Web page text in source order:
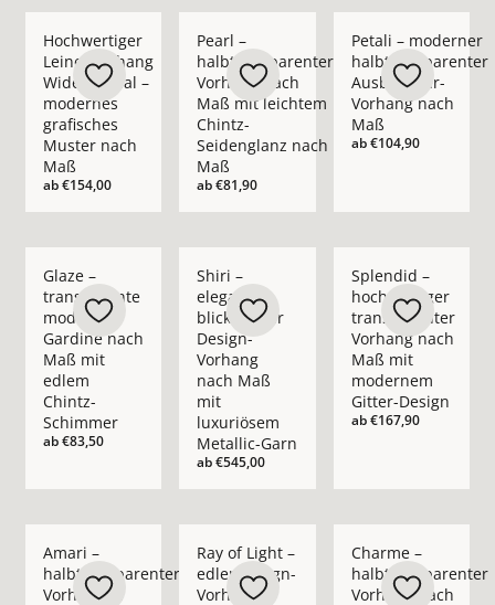
Hochwertiger
Leinenvorhang
Wide Appeal –
modernes
grafisches
Muster nach
Maß
ab€154,00
Pearl –
halbtransparenter
Vorhang nach
Maß mit leichtem
Chintz-
Seidenglanz nach
Maß
ab€81,90
Petali – moderner
halbtransparenter
Ausbrenner-
Vorhang nach
Maß
ab€104,90
Glaze –
transparente
moderne
Gardine nach
Maß mit
edlem
Chintz-
Schimmer
ab€83,50
Shiri –
eleganter
blickdichter
Design-
Vorhang
nach Maß
mit
luxuriösem
Metallic-Garn
ab€545,00
Splendid –
hochwertiger
transparenter
Vorhang nach
Maß mit
modernem
Gitter-Design
ab€167,90
Amari –
halbtransparenter
Vorhang in
Ray of Light –
edler Design-
Vorhang
Charme –
halbtransparenter
Vorhang nach